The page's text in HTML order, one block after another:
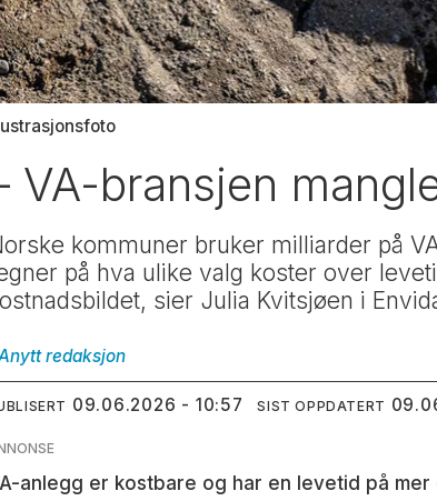
VA-bransjen
kommuner bruker milliarder på
på hva ulike valg koster over
sier Julia Kvitsjøen i
redaksjon
09.06.2026 - 10:57 SIST OPPDATERT
anlegg er kostbare og har en levetid på